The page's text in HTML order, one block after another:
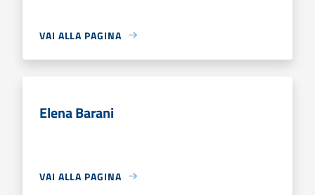
VAI ALLA PAGINA
Elena Barani
VAI ALLA PAGINA